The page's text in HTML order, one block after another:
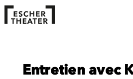
Entretien avec